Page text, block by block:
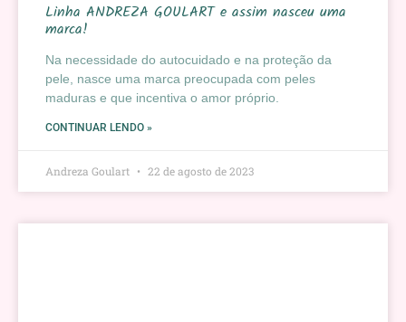
Linha ANDREZA GOULART e assim nasceu uma
marca!
Na necessidade do autocuidado e na proteção da
pele, nasce uma marca preocupada com peles
maduras e que incentiva o amor próprio.
CONTINUAR LENDO »
Andreza Goulart 22 de agosto de 2023